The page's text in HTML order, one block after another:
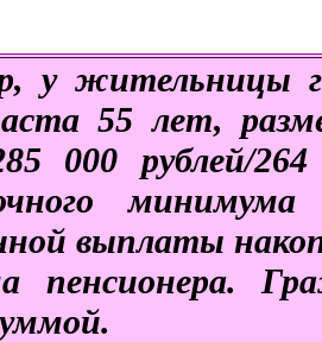
у жительницы
55 лет,
000 рублей/
минимума
выплаты
пенсионера.